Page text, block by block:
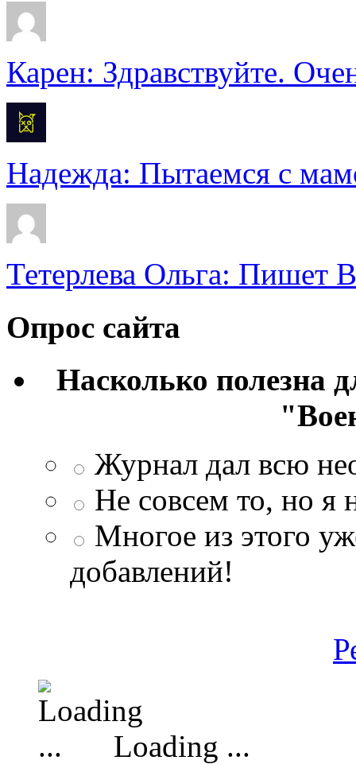
Карен: Здравствуйте.
Надежда: Пытаемся с
Тетерлева Ольга: Пишет
Опрос сайта
Насколько полезна
Журнал дал всю
Не совсем то, но я
Многое из этого
добавлений!
Loading ...